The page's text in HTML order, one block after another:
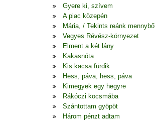
Gyere ki, szívem
A piac közepén
Mária, / Tekints reánk mennyből
Vegyes Révész-környezet
Elment a két lány
Kakasnóta
Kis kacsa fürdik
Hess, páva, hess, páva
Kimegyek egy hegyre
Rákóczi kocsmába
Szántottam gyöpöt
Három pénzt adtam